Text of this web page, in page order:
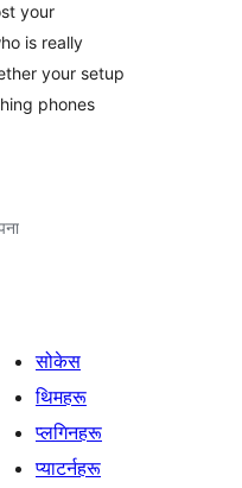
your
is really
your setup
phones
सोकेस
थिमहरू
प्लगिनहरू
प्याटर्नहरू